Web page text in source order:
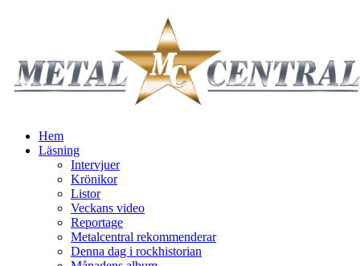
Hem
Läsning
Intervjuer
Krönikor
Listor
Veckans video
Reportage
Metalcentral rekommenderar
Denna dag i rockhistorian